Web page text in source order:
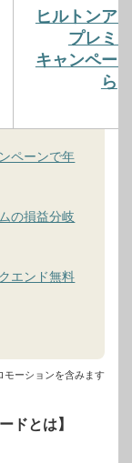
ヒルトンア
プレミ
キャンペー
ら
ペーンで年
の損益分岐
エンド無料
ーションを含みます
ドとは】